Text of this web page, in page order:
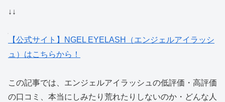
↓↓
【公式サイト】NGEL EYELASH（エンジェルアイラッシ
ュ）はこちらから！
この記事では、エンジェルアイラッシュの低評価・高評価
の口コミ、本当にしみたり荒れたりしないのか・どんな人